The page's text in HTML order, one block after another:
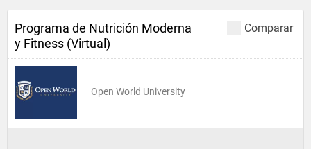
Comparar
Programa de Nutrición Moderna
y Fitness (Virtual)
Open World University